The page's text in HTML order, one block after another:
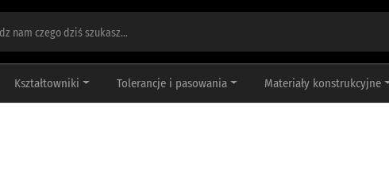
Kształtowniki Tolerancje i pasowania Materiały konstrukcyjne